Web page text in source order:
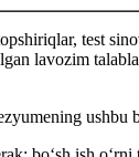
test
lavozim
ushbu